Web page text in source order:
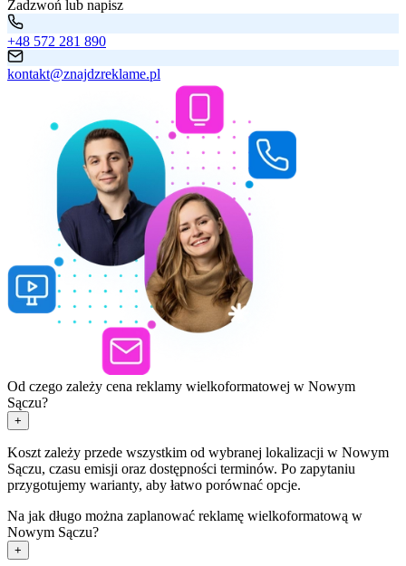
Zadzwoń lub napisz
+48 572 281 890
kontakt@znajdzreklame.pl
Od czego zależy cena reklamy wielkoformatowej w Nowym
Sączu?
+
Koszt zależy przede wszystkim od wybranej lokalizacji w Nowym
Sączu, czasu emisji oraz dostępności terminów. Po zapytaniu
przygotujemy warianty, aby łatwo porównać opcje.
Na jak długo można zaplanować reklamę wielkoformatową w
Nowym Sączu?
+